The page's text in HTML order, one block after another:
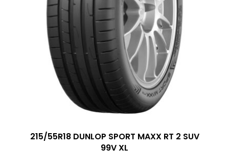
215/55R18 DUNLOP SPORT MAXX RT 2 SUV
99V XL